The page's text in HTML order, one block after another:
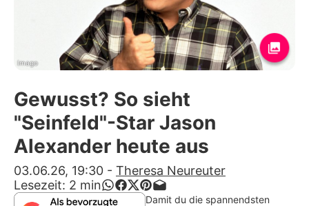
Lifestyle
Familie & Liebe
Promiflash Exklusiv
Alle Themen auf Promiflash
Jobs
App runterladen
Team
Imago
Gewusst? So sieht
"Seinfeld"-Star Jason
Alexander heute aus
03.06.26, 19:30 - Theresa Neureuter
Lesezeit: 2 min
Damit du die spannendsten